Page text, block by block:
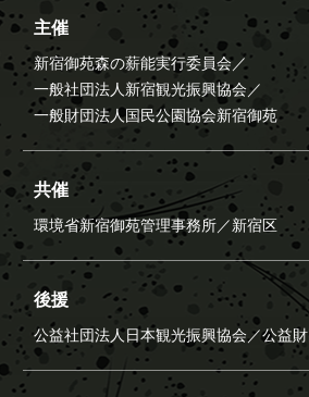
主催
新宿御苑森の薪能実行委員会／
一般社団法人新宿観光振興協会／
一般財団法人国民公園協会新宿御苑
共催
環境省新宿御苑管理事務所／新宿区
後援
公益社団法人日本観光振興協会／公益